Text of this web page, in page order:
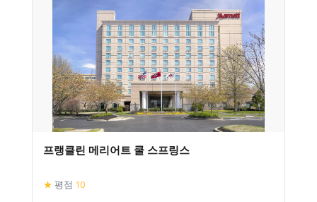
프랭클린 메리어트 쿨 스프링스
★ 평점 10